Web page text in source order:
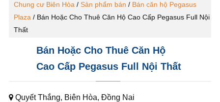
Chung cư Biên Hòa / Sản phẩm bán / Bán căn hộ Pegasus
Plaza / Bán Hoặc Cho Thuê Căn Hộ Cao Cấp Pegasus Full Nội
Thất
Bán Hoặc Cho Thuê Căn Hộ
Cao Cấp Pegasus Full Nội Thất
Quyết Thắng, Biên Hòa, Đồng Nai